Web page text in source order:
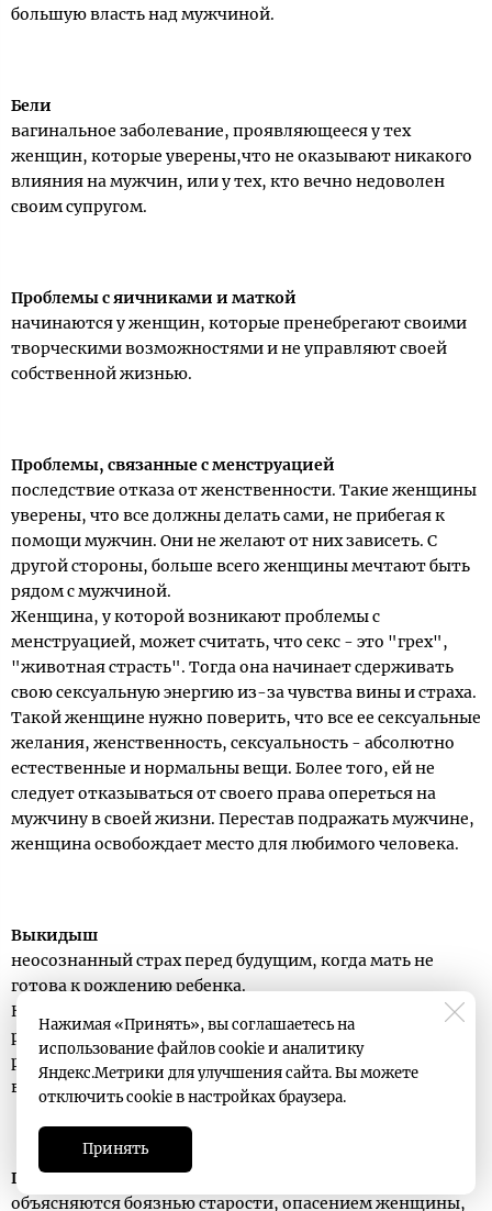
большую власть над мужчиной.
Бели
вагинальное заболевание, проявляющееся у тех
женщин, которые уверены,что не оказывают никакого
влияния на мужчин, или у тех, кто вечно недоволен
своим супругом.
Проблемы с яичниками и маткой
начинаются у женщин, которые пренебрегают своими
творческими возможностями и не управляют своей
собственной жизнью.
Проблемы, связанные с менструацией
последствие отказа от женственности. Такие женщины
уверены, что все должны делать сами, не прибегая к
помощи мужчин. Они не желают от них зависеть. С
другой стороны, больше всего женщины мечтают быть
рядом с мужчиной.
Женщина, у которой возникают проблемы с
менструацией, может считать, что секс - это "грех",
"животная страсть". Тогда она начинает сдерживать
свою сексуальную энергию из-за чувства вины и страха.
Такой женщине нужно поверить, что все ее сексуальные
желания, женственность, сексуальность - абсолютно
естественные и нормальны вещи. Более того, ей не
следует отказываться от своего права опереться на
мужчину в своей жизни. Перестав подражать мужчине,
женщина освобождает место для любимого человека.
Выкидыш
неосознанный страх перед будущим, когда мать не
готова к рождению ребенка.
Но выкидыш может спровоцировать желание души
ребенка, которая решила отказаться от выбранных ею
родителей или предпочла вернуться на Землю в иное
время.
Проблемы с менопаузой
объясняются боязнью старости, опасением женщины,
Нажимая «Принять», вы соглашаетесь на
использование файлов cookie и аналитику
Яндекс.Метрики для улучшения сайта. Вы можете
отключить cookie в настройках браузера.
Принять